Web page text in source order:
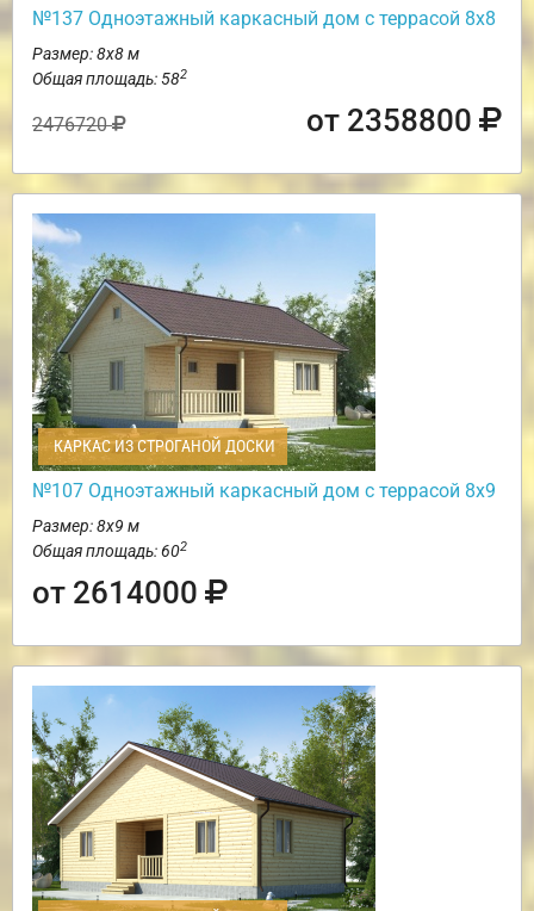
№137 Одноэтажный каркасный дом с террасой 8х8
Размер: 8х8 м
Общая площадь: 582
2476720 от 2358800
КАРКАС ИЗ СТРОГАНОЙ ДОСКИ
№107 Одноэтажный каркасный дом с террасой 8х9
Размер: 8х9 м
Общая площадь: 602
от 2614000